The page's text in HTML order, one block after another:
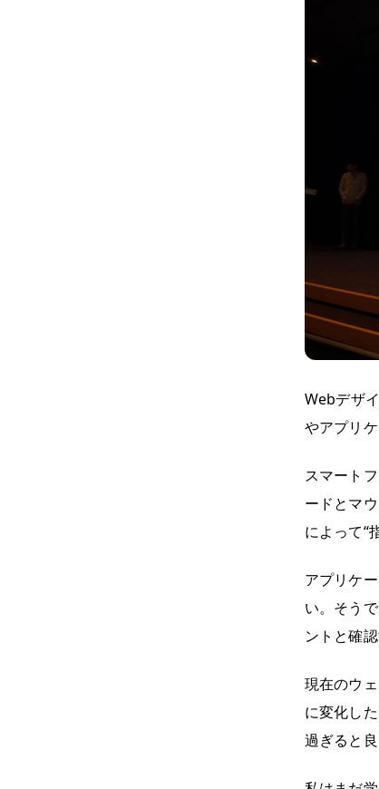
Webデザ
やアプリ
スマート
ードとマ
によって“
アプリケ
い。そう
ントと確
現在のウ
に変化し
過ぎると